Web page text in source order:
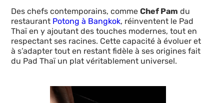
Des chefs contemporains, commeChef Pam du
restaurant Potong à Bangkok, réinventent le Pad
Thaï en y ajoutant des touches modernes, tout en
respectant ses racines. Cette capacité à évoluer et
à s’adapter tout en restant fidèle à ses origines fait
du Pad Thaï un plat véritablement universel.